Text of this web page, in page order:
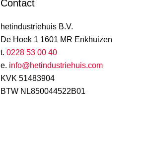
Contact
hetindustriehuis B.V.
De Hoek 1 1601 MR Enkhuizen
t. 0228 53 00 40
e. info@hetindustriehuis.com
KVK 51483904
BTW NL850044522B01